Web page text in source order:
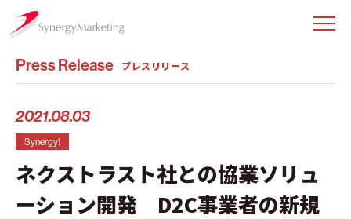
Press Release プレスリリース
ネクストラスト社との協業ソリュ
ーション開発 D2C事業者の新規
2021.08.03
Synergy!